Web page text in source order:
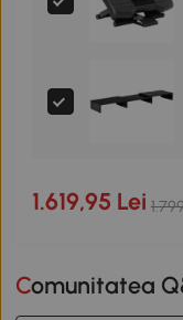
1.619,95 Lei
Comunitatea